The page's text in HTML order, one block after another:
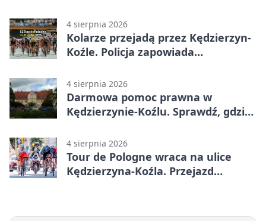
4 sierpnia 2026
Kolarze przejadą przez Kędzierzyn-
Koźle. Policja zapowiada
4 sierpnia 2026
Darmowa pomoc prawna w
Kędzierzynie-Koźlu. Sprawdź, gdzie
4 sierpnia 2026
Tour de Pologne wraca na ulice
Kędzierzyna-Koźla. Przejazd